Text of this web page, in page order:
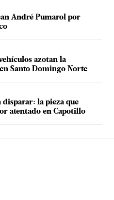
André Pumarol por
azotan la
Santo Domingo Norte
disparar: la pieza que
atentado en Capotillo